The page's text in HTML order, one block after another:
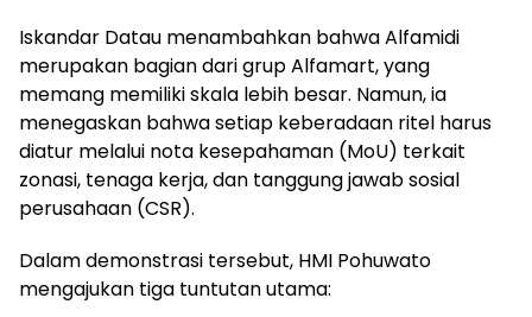
Iskandar Datau menambahkan bahwa Alfamidi
merupakan bagian dari grup Alfamart, yang
memang memiliki skala lebih besar. Namun, ia
menegaskan bahwa setiap keberadaan ritel harus
diatur melalui nota kesepahaman (MoU) terkait
zonasi, tenaga kerja, dan tanggung jawab sosial
perusahaan (CSR).
Dalam demonstrasi tersebut, HMI Pohuwato
mengajukan tiga tuntutan utama: